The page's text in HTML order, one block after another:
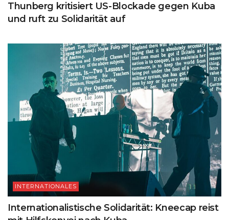
Thunberg kritisiert US-Blockade gegen Kuba
und ruft zu Solidarität auf
INTERNATIONALES
Internationalistische Solidarität: Kneecap reist